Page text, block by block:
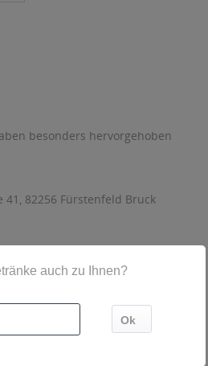
besonders hervorgehoben
41, 82256 Fürstenfeld Bruck